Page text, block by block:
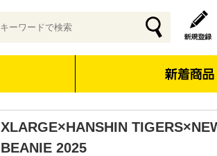
XLARGE×HANSHIN
BEANIE 2025